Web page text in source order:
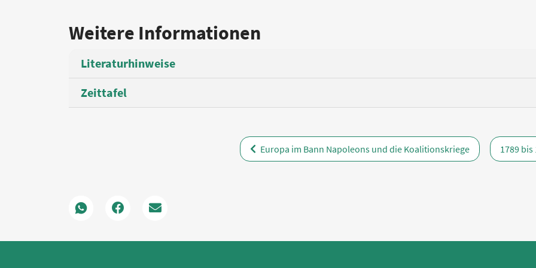
Weitere Informationen
Literaturhinweise
Zeittafel
Europa im Bann Napoleons und die Koalitionskriege 1789 bis